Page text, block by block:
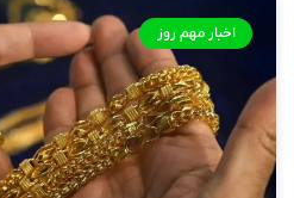
اخبار مهم روز